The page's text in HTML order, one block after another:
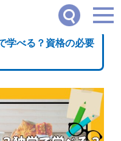
ェーダとは？独学で学べる？資格の必
学べる？資格の必要